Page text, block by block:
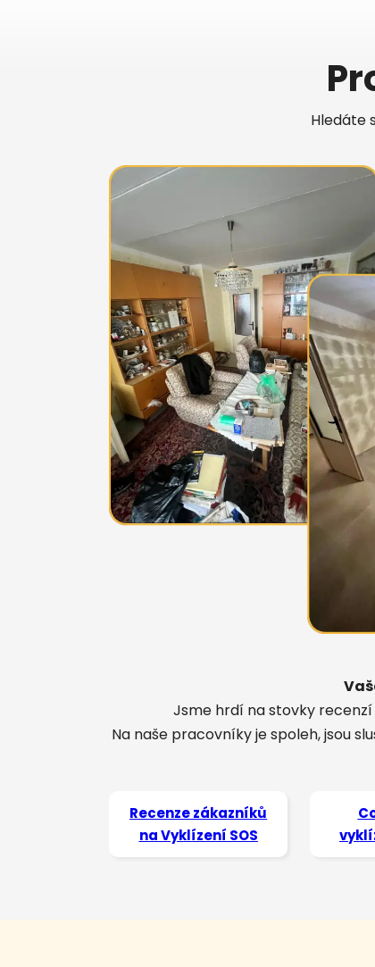
Hledáte
Jsme hrdí na stovky recenzí
Na naše pracovníky je spoleh, jsou
Recenze zákazníků
na Vyklízení SOS